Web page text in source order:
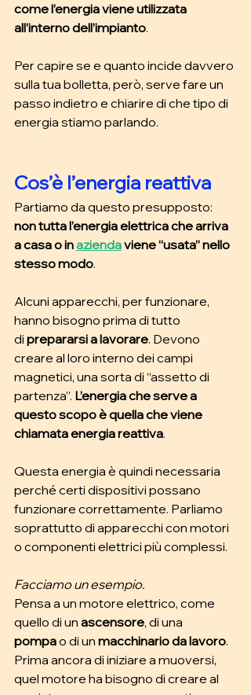
come l’energia viene utilizzata
all’interno dell’impianto.
Per capire se e quanto incide davvero
sulla tua bolletta, però, serve fare un
passo indietro e chiarire di che tipo di
energia stiamo parlando.
Cos’è l’energia reattiva
Partiamo da questo presupposto:
non tutta l’energia elettrica che arriva
a casa o in azienda viene “usata” nello
stesso modo.
Alcuni apparecchi, per funzionare,
hanno bisogno prima di tutto
di prepararsi a lavorare. Devono
creare al loro interno dei campi
magnetici, una sorta di “assetto di
partenza”. L’energia che serve a
questo scopo è quella che viene
chiamata energia reattiva.
Questa energia è quindi necessaria
perché certi dispositivi possano
funzionare correttamente. Parliamo
soprattutto di apparecchi con motori
o componenti elettrici più complessi.
Facciamo un esempio.
Pensa a un motore elettrico, come
quello di un ascensore, di una
pompa o di un macchinario da lavoro.
Prima ancora di iniziare a muoversi,
quel motore ha bisogno di creare al